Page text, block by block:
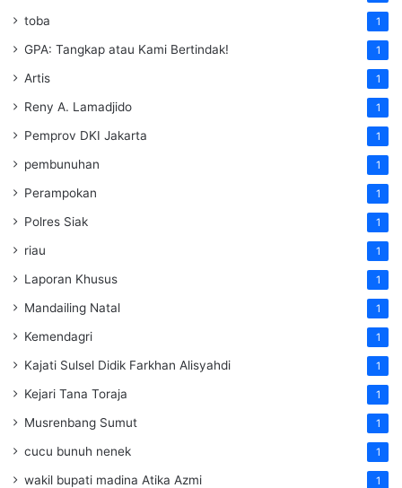
toba 1
GPA: Tangkap atau Kami Bertindak! 1
Artis 1
Reny A. Lamadjido 1
Pemprov DKI Jakarta 1
pembunuhan 1
Perampokan 1
Polres Siak 1
riau 1
Laporan Khusus 1
Mandailing Natal 1
Kemendagri 1
Kajati Sulsel Didik Farkhan Alisyahdi 1
Kejari Tana Toraja 1
Musrenbang Sumut 1
cucu bunuh nenek 1
wakil bupati madina Atika Azmi 1